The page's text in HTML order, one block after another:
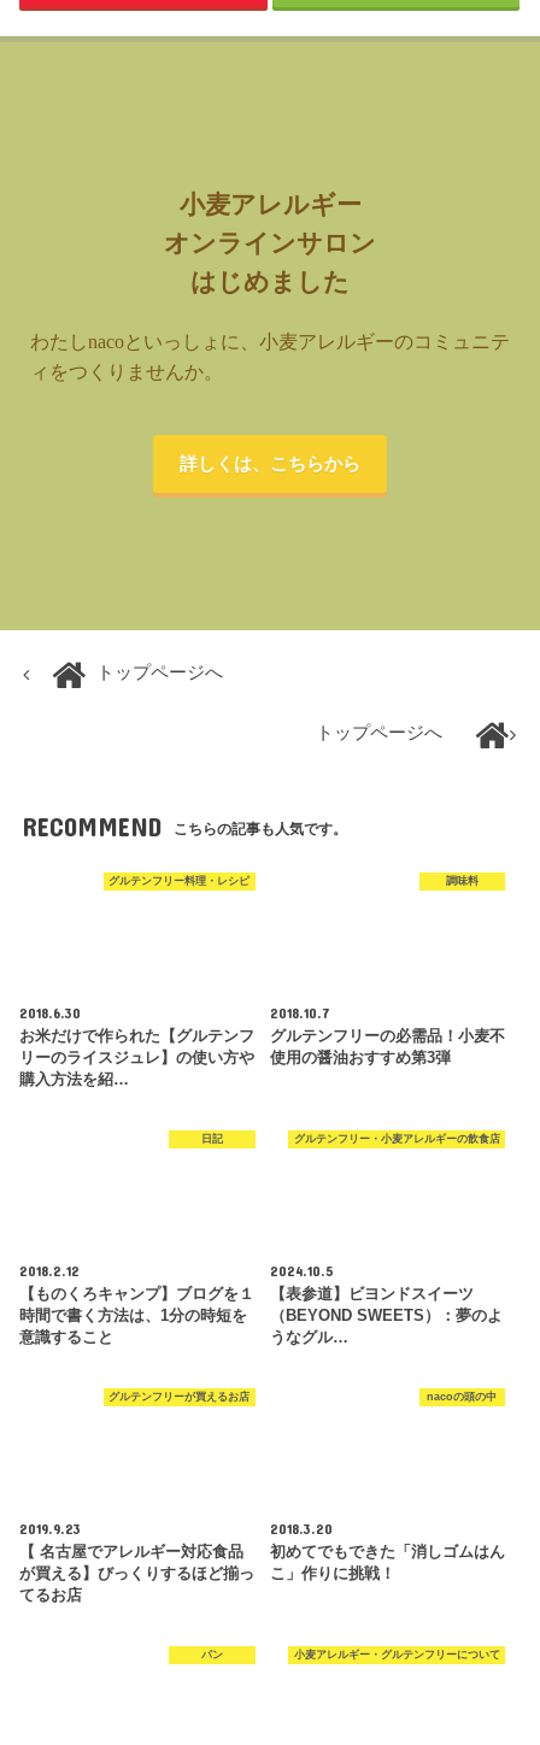
小麦アレルギー
オンラインサロン
はじめました
わたしnacoといっしょに、小麦アレルギーのコミュニテ
ィをつくりませんか。
詳しくは、こちらから
トップページへ
トップページへ
RECOMMEND こちらの記事も人気です。
グルテンフリー料理・レシピ
2018.6.30
お米だけで作られた【グルテンフ
リーのライスジュレ】の使い方や
購入方法を紹…
調味料
2018.10.7
グルテンフリーの必需品！小麦不
使用の醤油おすすめ第3弾
日記
2018.2.12
【ものくろキャンプ】ブログを１
時間で書く方法は、1分の時短を
意識すること
グルテンフリー・小麦アレルギーの飲食店
2024.10.5
【表参道】ビヨンドスイーツ
（BEYOND SWEETS）：夢のよ
うなグル…
グルテンフリーが買えるお店
2019.9.23
【 名古屋でアレルギー対応食品
が買える】びっくりするほど揃っ
てるお店
nacoの頭の中
2018.3.20
初めてでもできた「消しゴムはん
こ」作りに挑戦！
パン 小麦アレルギー・グルテンフリーについて